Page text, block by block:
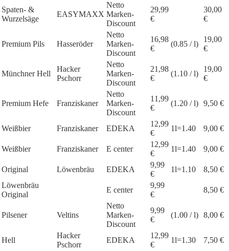
Spaten- &
Wurzelsäge
EASYMAXX
Netto
Marken-
Discount
29,99
€
30,00
€
Premium Pils Hasseröder
Netto
Marken-
Discount
16,98
€
(0.85 / l)
19,00
€
Münchner Hell
Hacker
Pschorr
Netto
Marken-
Discount
21,98
€
(1.10 / l)
19,00
€
Premium Hefe Franziskaner
Netto
Marken-
Discount
11,99
€
(1.20 / l) 9,50 €
Weißbier Franziskaner EDEKA
12,99
€
1l=1.40 9,00 €
Weißbier Franziskaner E center
12,99
€
1l=1.40 9,00 €
Original Löwenbräu EDEKA
9,99
€
1l=1.10
8,50 €
Löwenbräu
Original
E center
9,99
€
8,50 €
Pilsener Veltins
Netto
Marken-
Discount
9,99
€
(1.00 / l) 8,00 €
Hell
Hacker
Pschorr
EDEKA
12,99
€
1l=1.30 7,50 €